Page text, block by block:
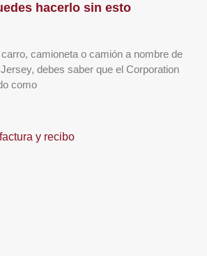
hacerlo sin esto
camioneta o camión a nombre de
debes saber que el Corporation
como